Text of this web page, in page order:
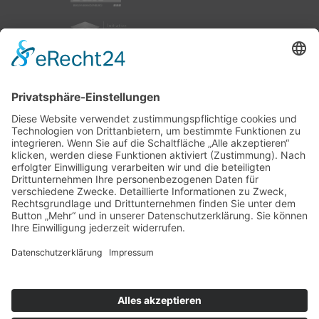
nach oben
Impressum|Datenschutz